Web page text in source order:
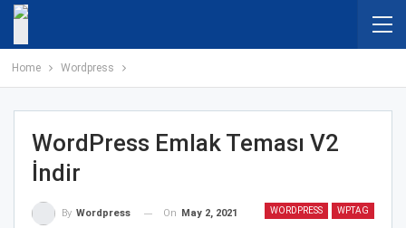
Home Wordpress
WordPress Emlak Teması V2
İndir
WORDPRESS WPTAG
By Wordpress On May 2, 2021